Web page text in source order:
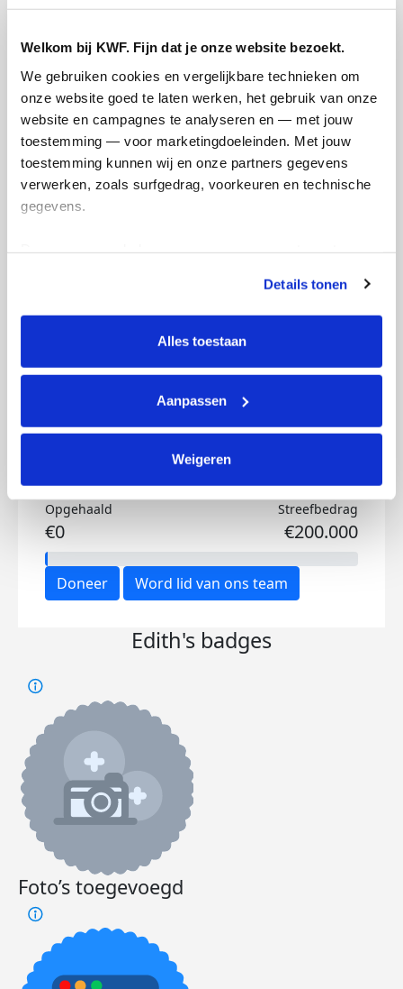
Welkom bij KWF. Fijn dat je onze website bezoekt.
We gebruiken cookies en vergelijkbare technieken om
onze website goed te laten werken, het gebruik van onze
website en campagnes te analyseren en — met jouw
toestemming — voor marketingdoeleinden. Met jouw
toestemming kunnen wij en onze partners gegevens
verwerken, zoals surfgedrag, voorkeuren en technische
gegevens.
tonen. Je kunt je toestemming op elk moment wijzigen of
intrekken via Cookie instellingen onderaan de pagina. De
lijst met cookies is te vinden in het tabblad “details”.
Details tonen
Alles toestaan
Aanpassen
Weigeren
Creditcard
Referentie
Ik wil bijdragen aan de transactiekosten
Doneer nu
Opgehaald
€0
Streefbedrag
€200.000
Doneer Word lid van ons team
Edith's badges
Foto’s toegevoegd